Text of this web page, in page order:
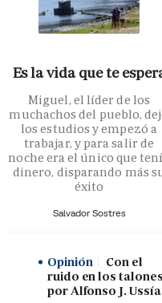
Es la vida que te
Miguel, el líder de los
muchachos del pueblo,
los estudios y empezó a
trabajar, y para salir de
noche era el único que
dinero, disparando más
éxito
Salvador Sostres
Opinión
Con el
ruido en los
por Alfonso J. Ussía